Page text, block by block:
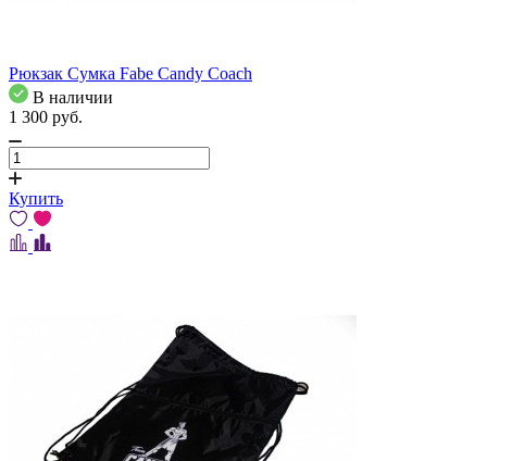
Рюкзак Сумка Fabe Candy Coach
В наличии
1 300 pуб.
Купить